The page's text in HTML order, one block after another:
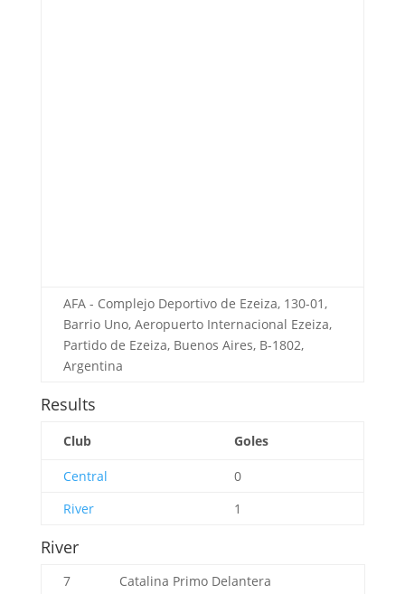
AFA - Complejo Deportivo de Ezeiza, 130-01,
Barrio Uno, Aeropuerto Internacional Ezeiza,
Partido de Ezeiza, Buenos Aires, B-1802,
Argentina
Results
Club Goles
Central
0
River
1
River
7 Catalina Primo Delantera